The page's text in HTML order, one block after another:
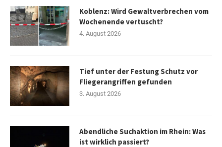
Koblenz: Wird Gewaltverbrechen vom
Wochenende vertuscht?
4. August 2026
Tief unter der Festung Schutz vor
Fliegerangriffen gefunden
3. August 2026
Abendliche Suchaktion im Rhein: Was
ist wirklich passiert?